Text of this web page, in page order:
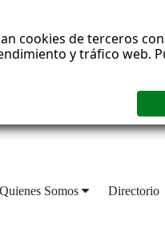
cookies de terceros
y tráfico web.
Somos Directorio